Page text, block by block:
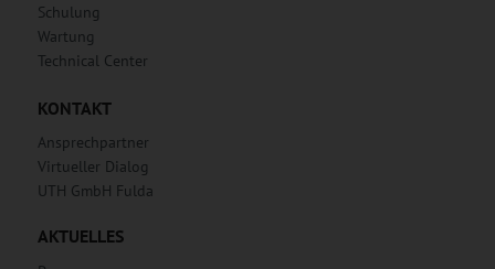
Schulung
Wartung
Technical Center
KONTAKT
Ansprechpartner
Virtueller Dialog
UTH GmbH Fulda
AKTUELLES